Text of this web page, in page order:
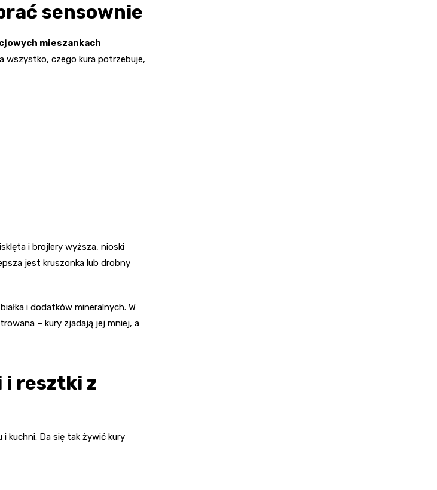
sensownie
mieszankach
wszystko, czego kura potrzebuje,
i brojlery wyższa, nioski
jest kruszonka lub drobny
i dodatków mineralnych. W
– kury zjadają jej mniej, a
i resztki z
kuchni. Da się tak żywić kury